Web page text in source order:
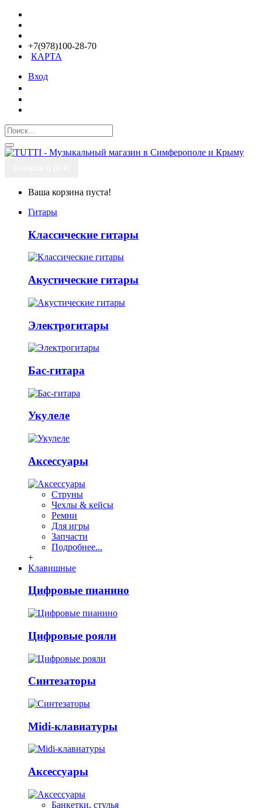
+7(978)100-28-70
КАРТА
Вход
Ваша корзина пуста!
Гитары
Классические гитары
Акустические гитары
Электрогитары
Бас-гитара
Укулеле
Аксессуары
Струны
Чехлы & кейсы
Ремни
Для игры
Запчасти
Подробнее...
+
Клавишные
Цифровые пианино
Цифровые рояли
Синтезаторы
Midi-клавиатуры
Аксессуары
Банкетки, стулья